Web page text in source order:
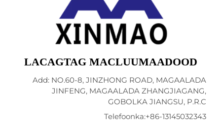
LACAGTAG
Add: NO.60-8, JINZHONG ROAD,
JINFENG, MAGAALADA
GOBOLKA JIANGSU,
Telefoonka:+86-